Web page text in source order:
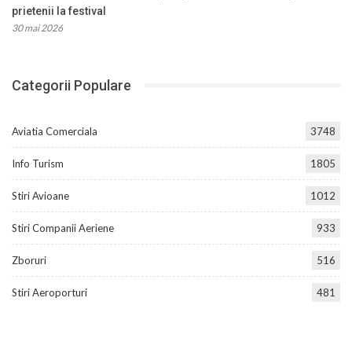
prietenii la festival
30 mai 2026
Categorii Populare
Aviatia Comerciala 3748
Info Turism 1805
Stiri Avioane 1012
Stiri Companii Aeriene 933
Zboruri 516
Stiri Aeroporturi 481